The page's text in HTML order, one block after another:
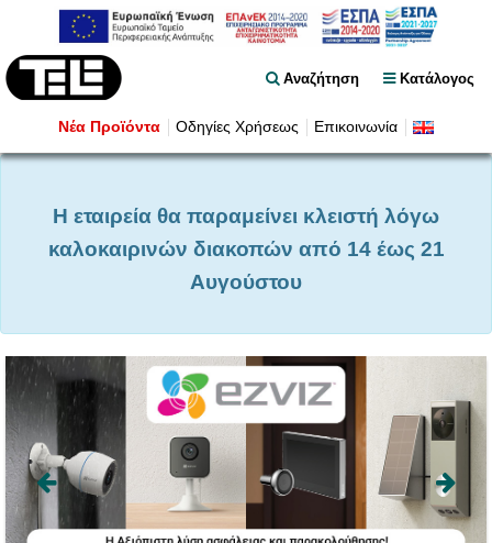
Κατάλογος
Αναζήτηση
Νέα Προϊόντα Οδηγίες Χρήσεως Επικοινωνία
Η εταιρεία θα παραμείνει κλειστή λόγω
καλοκαιρινών διακοπών από 14 έως 21
Αυγούστου